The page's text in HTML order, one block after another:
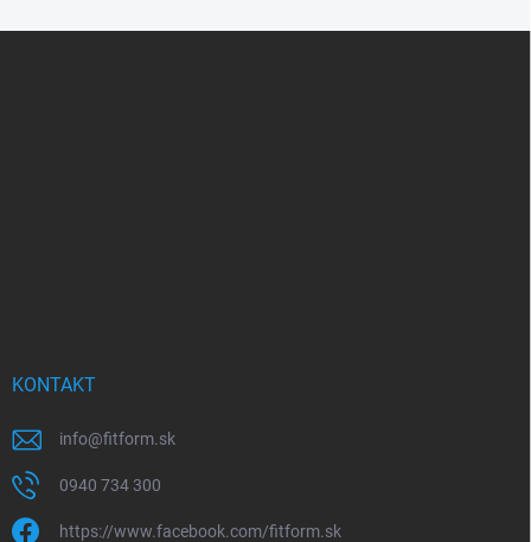
KONTAKT
info@fitform.sk
0940 734 300
https://www.facebook.com/fitform.sk